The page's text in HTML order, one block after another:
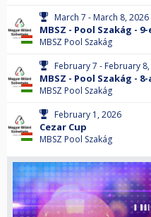
March 7 - March 8, 2026
MBSZ - Pool Szakág -
MBSZ Pool Szakág
February 7 - February
MBSZ - Pool Szakág -
MBSZ Pool Szakág
February 1, 2026
Cezar Cup
MBSZ Pool Szakág